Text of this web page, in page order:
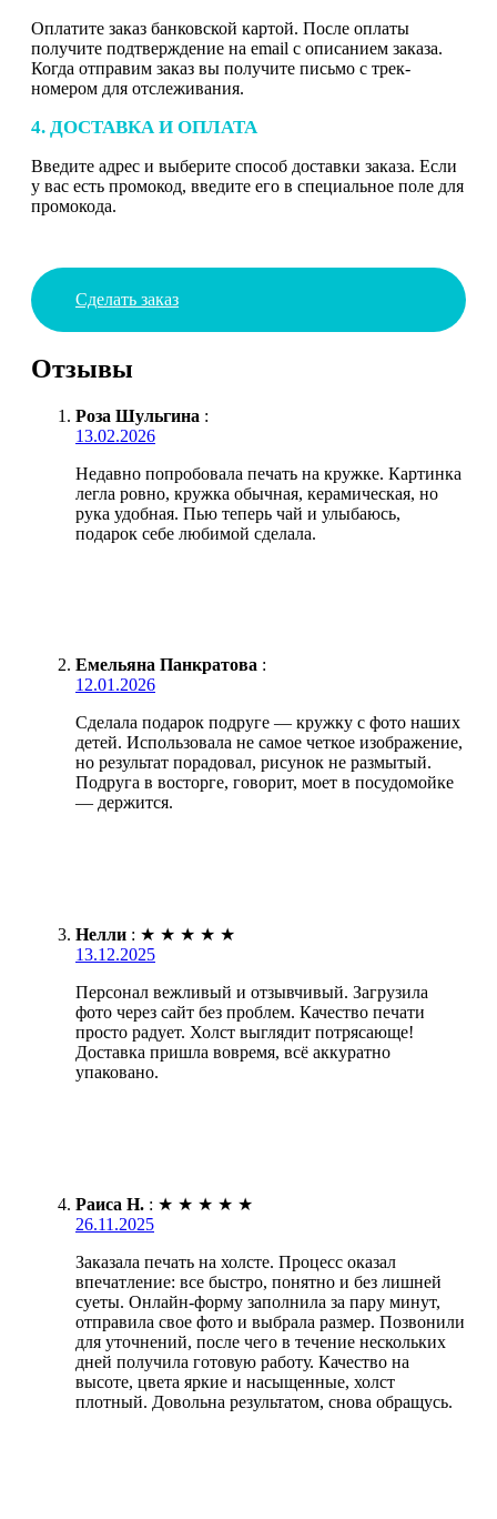
Оплатите заказ банковской картой. После оплаты
получите подтверждение на email с описанием заказа.
Когда отправим заказ вы получите письмо с трек-
номером для отслеживания.
4. ДОСТАВКА И ОПЛАТА
Введите адрес и выберите способ доставки заказа. Если
у вас есть промокод, введите его в специальное поле для
промокода.
Сделать заказ
Отзывы
Роза Шульгина :
13.02.2026
Недавно попробовала печать на кружке. Картинка
легла ровно, кружка обычная, керамическая, но
рука удобная. Пью теперь чай и улыбаюсь,
подарок себе любимой сделала.
Емельяна Панкратова :
12.01.2026
Сделала подарок подруге — кружку с фото наших
детей. Использовала не самое четкое изображение,
но результат порадовал, рисунок не размытый.
Подруга в восторге, говорит, моет в посудомойке
— держится.
Нелли : ★ ★ ★ ★ ★
13.12.2025
Персонал вежливый и отзывчивый. Загрузила
фото через сайт без проблем. Качество печати
просто радует. Холст выглядит потрясающе!
Доставка пришла вовремя, всё аккуратно
упаковано.
Раиса Н. : ★ ★ ★ ★ ★
26.11.2025
Заказала печать на холсте. Процесс оказал
впечатление: все быстро, понятно и без лишней
суеты. Онлайн-форму заполнила за пару минут,
отправила свое фото и выбрала размер. Позвонили
для уточнений, после чего в течение нескольких
дней получила готовую работу. Качество на
высоте, цвета яркие и насыщенные, холст
плотный. Довольна результатом, снова обращусь.